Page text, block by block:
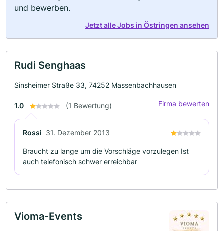
und bewerben.
Jetzt alle Jobs in Östringen ansehen
Rudi Senghaas
Sinsheimer Straße 33, 74252 Massenbachhausen
1.0 (1 Bewertung) Firma bewerten
Rossi 31. Dezember 2013
Braucht zu lange um die Vorschläge vorzulegen Ist
auch telefonisch schwer erreichbar
Vioma-Events